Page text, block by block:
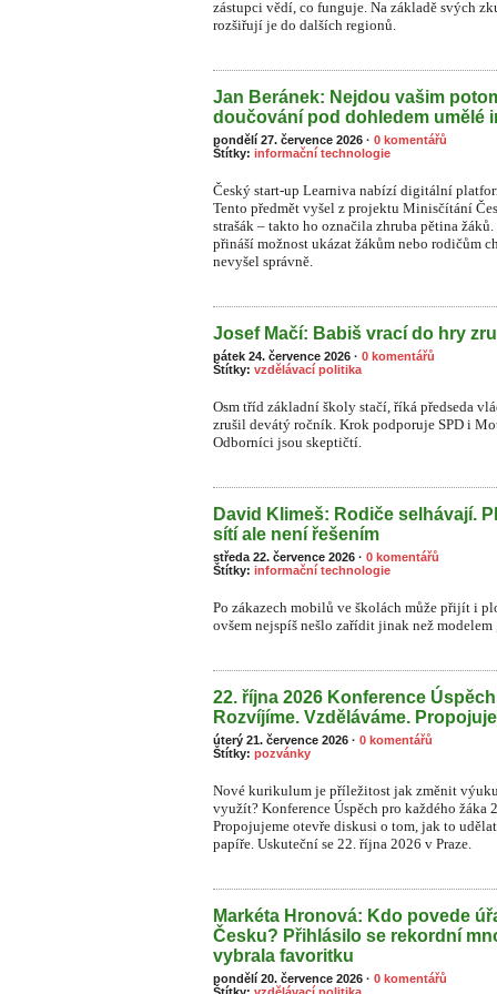
zástupci vědí, co funguje. Na základě svých
rozšiřují je do dalších regionů.
Jan Beránek: Nejdou vašim
doučování pod dohledem umělé
pondělí 27. července 2026 · 0 komentářů
Štítky: informační technologie
Český start-up Learniva nabízí digitální
Tento předmět vyšel z projektu Minisčítání
strašák – takto ho označila zhruba pětina
přináší možnost ukázat žákům nebo rodičům
nevyšel správně.
Josef Mačí: Babiš vrací do hry
pátek 24. července 2026 · 0 komentářů
Štítky: vzdělávací politika
Osm tříd základní školy stačí, říká předseda
zrušil devátý ročník. Krok podporuje SPD i
Odborníci jsou skeptičtí.
David Klimeš: Rodiče selhávají.
sítí ale není řešením
středa 22. července 2026 · 0 komentářů
Štítky: informační technologie
Po zákazech mobilů ve školách může přijít i
ovšem nejspíš nešlo zařídit jinak než
22. října 2026 Konference
Rozvíjíme. Vzděláváme.
úterý 21. července 2026 · 0 komentářů
Štítky: pozvánky
Nové kurikulum je příležitost jak změnit
využít? Konference Úspěch pro každého žáka
Propojujeme otevře diskusi o tom, jak to
papíře. Uskuteční se 22. října 2026 v Praze.
Markéta Hronová: Kdo povede
Česku? Přihlásilo se rekordní
vybrala favoritku
pondělí 20. července 2026 · 0 komentářů